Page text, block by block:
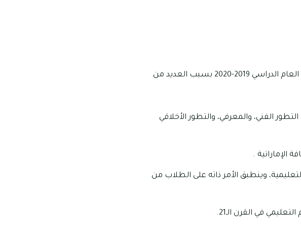
نالت مدرسة تقييم “مقبول” من قبل هيئة المعرفة والتنمية البشرية في العام الدراسي 2019-2020 بسبب العديد من
الفني، والمعرفي، والتطور الأخلاقي
الإماراتية .
وينطبق الأمر ذاته على الطلاب من
في القرن الـ21.